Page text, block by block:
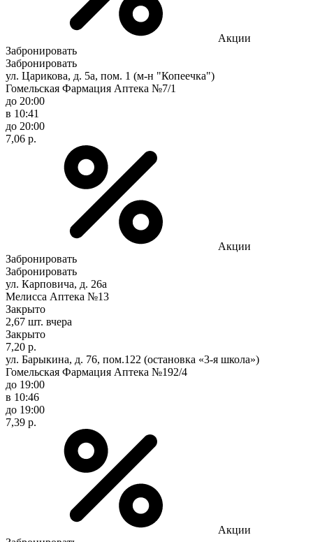
Акции
Забронировать
Забронировать
ул. Царикова, д. 5а, пом. 1 (м-н "Копеечка")
Гомельская Фармация Аптека №7/1
до 20:00
в 10:41
до 20:00
7,06 р.
Акции
Забронировать
Забронировать
ул. Карповича, д. 26а
Мелисса Аптека №13
Закрыто
2,67 шт. вчера
Закрыто
7,20 р.
ул. Барыкина, д. 76, пом.122 (остановка «3-я школа»)
Гомельская Фармация Аптека №192/4
до 19:00
в 10:46
до 19:00
7,39 р.
Акции